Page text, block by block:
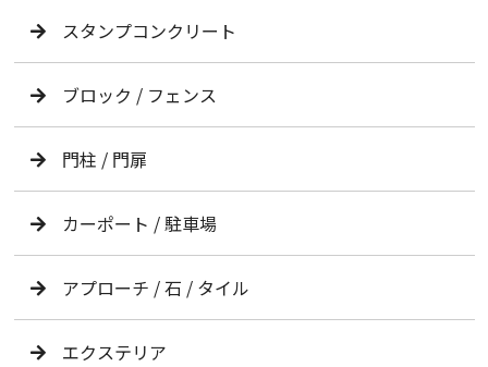
スタンプコンクリート
ブロック / フェンス
門柱 / 門扉
カーポート / 駐車場
アプローチ / 石 / タイル
エクステリア